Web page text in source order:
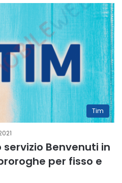
Tim
servizio Benvenuti in
per fisso e